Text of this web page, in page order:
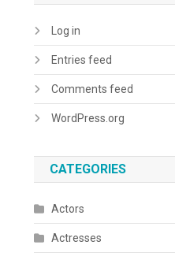
Log in
Entries feed
Comments feed
WordPress.org
CATEGORIES
Actors
Actresses